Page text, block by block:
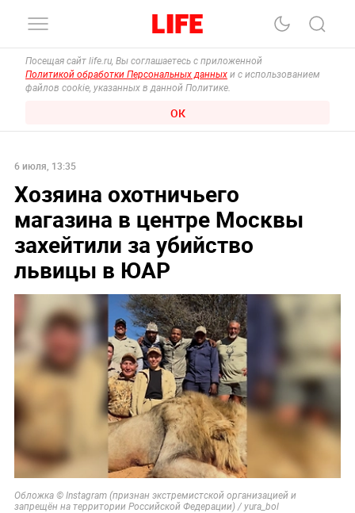
Посещая сайт life.ru, Вы соглашаетесь с приложенной
Политикой обработки Персональных данных и с использованием
файлов cookie, указанных в данной Политике.
ОК
6 июля, 13:35
Хозяина охотничьего
магазина в центре Москвы
захейтили за убийство
львицы в ЮАР
Обложка © Instagram (признан экстремистской организацией и
запрещён на территории Российской Федерации) / yura_bol